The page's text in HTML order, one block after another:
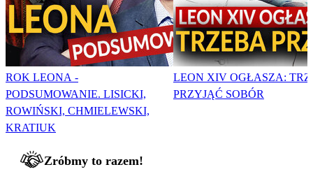
ROK LEONA -
PODSUMOWANIE. LISICKI,
ROWIŃSKI, CHMIELEWSKI,
KRATIUK
LEON XIV OGŁASZA:
PRZYJĄĆ SOBÓR
Zróbmy to razem!